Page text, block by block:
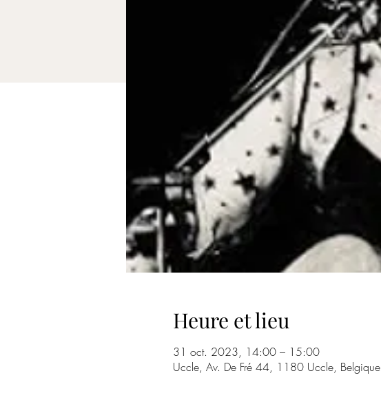
Heure et lieu
31 oct. 2023, 14:00 – 15:00
Uccle, Av. De Fré 44, 1180 Uccle, Belgique